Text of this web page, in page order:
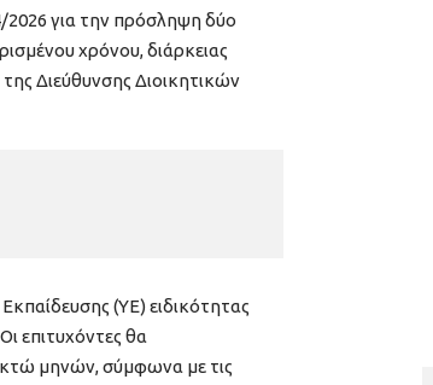
για την πρόσληψη δύο
χρόνου, διάρκειας
Διεύθυνσης Διοικητικών
(ΥΕ) ειδικότητας
επιτυχόντες θα
μηνών, σύμφωνα με τις